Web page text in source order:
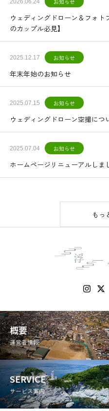
2026.06.24 お知らせ
ウェディングドローン＆フォ
のカップル必見】
2025.12.17 お知らせ
年末年始のお知らせ
2025.07.15 お知らせ
ウェディングドローン空撮につ
2025.07.04 お知らせ
ホームページリニューアルしま
もっ
概要
運営者情報
SERVICE
サービス案内